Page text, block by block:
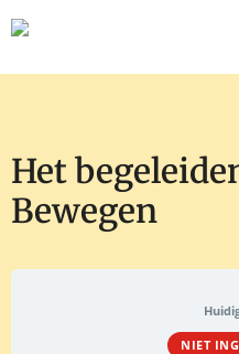
Het
Bewegen
NIET